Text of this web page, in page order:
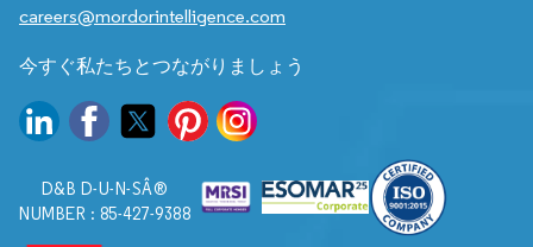
careers@mordorintelligence.com
今すぐ私たちとつながりましょう
D&B D-U-N-SÂ®
NUMBER : 85-427-9388